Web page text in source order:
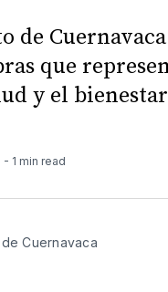
de
que
y el
- 1 min read
Cuernavaca